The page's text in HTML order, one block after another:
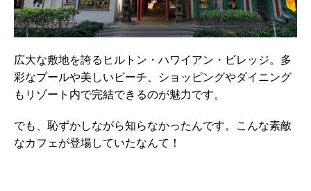
広大な敷地を誇るヒルトン・ハワイアン・ビレッジ。多
彩なプールや美しいビーチ、ショッピングやダイニング
もリゾート内で完結できるのが魅力です。
でも、恥ずかしながら知らなかったんです。こんな素敵
なカフェが登場していたなんて！